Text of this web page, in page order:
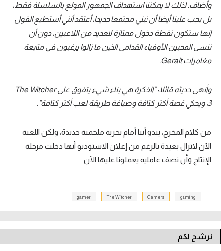
حكايات في الجول
كويز في الجول
فيديو في الجول
وأضاف: لذلك لا يمكننا استهداف الجمهور المولع بالسلسلة فقط،
بل يجب علينا أيضا أن نبني مجتمعا جديدا، أعتقد أنني أستطيع القول
إنها ستكون نقطة دخول ممتازة للعديد من اللاعبين، دون أن
ننسى المحبين الأوفياء القدامى الذين ما زالوا يرغبون في متابعة
مغامرات Geralt.
وأنهى حديثه قائلا: "الفكرة هي بناء شيء يتفوق على The Witcher
3، ويحكي قصة أكثر كثافة وصياغة طريقة لعب أكثر كثافة".
من كلام المخرج، يبدو أننا أمام تجربة ملحمية جديدة، ولكن اللعبة
الآن لاتزال بعيدة بالرغم من إعلان الاستوديو أنها دخلت مرحلة
الإنتاج وأن نصف عامليه يعملونا عليها الآن.
gaming
Gamers
The Witcher
gamer
نرشح لكم